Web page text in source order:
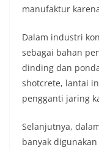
manufaktur
Dalam industri
sebagai bahan
dinding dan
shotcrete, lantai
pengganti jaring
Selanjutnya,
banyak